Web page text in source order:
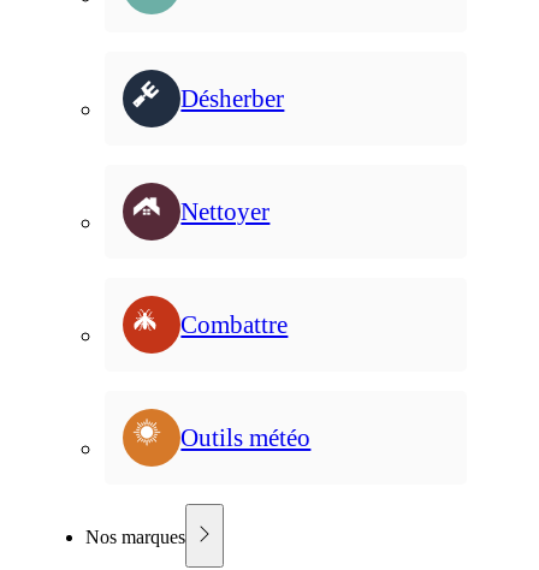
Désherber
Nettoyer
Combattre
Outils météo
Nos marques